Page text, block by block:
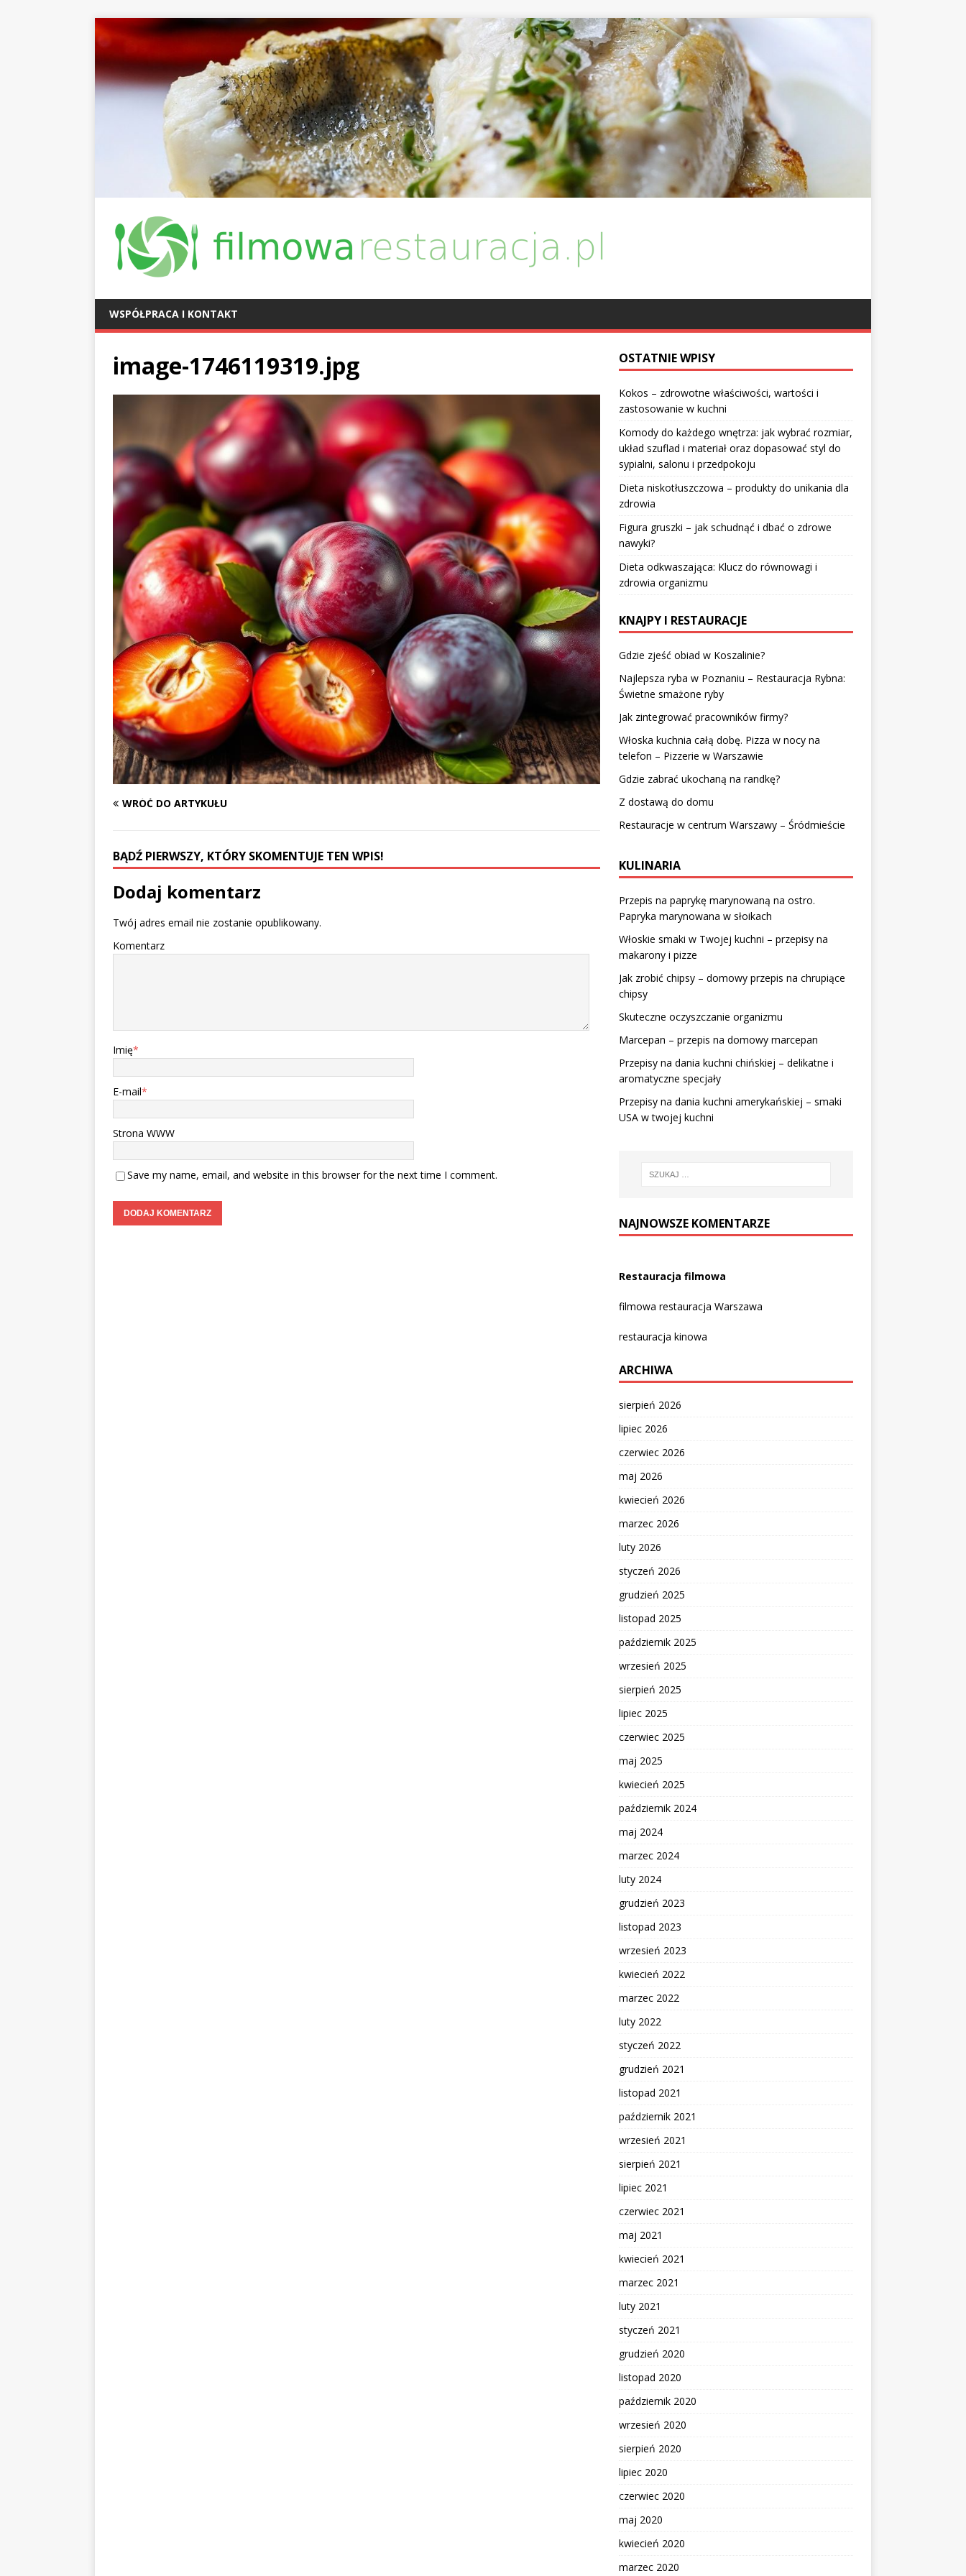
WSPÓŁPRACA I KONTAKT
image-1746119319.jpg
WRÓĆ DO ARTYKUŁU
BĄDŹ PIERWSZY, KTÓRY SKOMENTUJE TEN WPIS!
Dodaj komentarz
Twój adres email nie zostanie opublikowany.
Komentarz
Imię*
E-mail*
Strona WWW
Save my name, email, and website in this browser for the next time I comment.
OSTATNIE WPISY
Kokos – zdrowotne właściwości, wartości i
zastosowanie w kuchni
Komody do każdego wnętrza: jak wybrać rozmiar,
układ szuflad i materiał oraz dopasować styl do
sypialni, salonu i przedpokoju
Dieta niskotłuszczowa – produkty do unikania dla
zdrowia
Figura gruszki – jak schudnąć i dbać o zdrowe
nawyki?
Dieta odkwaszająca: Klucz do równowagi i
zdrowia organizmu
KNAJPY I RESTAURACJE
Gdzie zjeść obiad w Koszalinie?
Najlepsza ryba w Poznaniu – Restauracja Rybna:
Świetne smażone ryby
Jak zintegrować pracowników firmy?
Włoska kuchnia całą dobę. Pizza w nocy na
telefon – Pizzerie w Warszawie
Gdzie zabrać ukochaną na randkę?
Z dostawą do domu
Restauracje w centrum Warszawy – Śródmieście
KULINARIA
Przepis na paprykę marynowaną na ostro.
Papryka marynowana w słoikach
Włoskie smaki w Twojej kuchni – przepisy na
makarony i pizze
Jak zrobić chipsy – domowy przepis na chrupiące
chipsy
Skuteczne oczyszczanie organizmu
Marcepan – przepis na domowy marcepan
Przepisy na dania kuchni chińskiej – delikatne i
aromatyczne specjały
Przepisy na dania kuchni amerykańskiej – smaki
USA w twojej kuchni
NAJNOWSZE KOMENTARZE
Restauracja filmowa
filmowa restauracja Warszawa
restauracja kinowa
ARCHIWA
sierpień 2026
lipiec 2026
czerwiec 2026
maj 2026
kwiecień 2026
marzec 2026
luty 2026
styczeń 2026
grudzień 2025
listopad 2025
październik 2025
wrzesień 2025
sierpień 2025
lipiec 2025
czerwiec 2025
maj 2025
kwiecień 2025
październik 2024
maj 2024
marzec 2024
luty 2024
grudzień 2023
listopad 2023
wrzesień 2023
kwiecień 2022
marzec 2022
luty 2022
styczeń 2022
grudzień 2021
listopad 2021
październik 2021
wrzesień 2021
sierpień 2021
lipiec 2021
czerwiec 2021
maj 2021
kwiecień 2021
marzec 2021
luty 2021
styczeń 2021
grudzień 2020
listopad 2020
październik 2020
wrzesień 2020
sierpień 2020
lipiec 2020
czerwiec 2020
maj 2020
kwiecień 2020
marzec 2020